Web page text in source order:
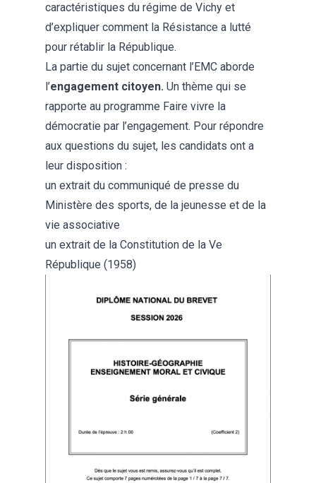
caractéristiques du régime de Vichy et
d’expliquer comment la Résistance a lutté
pour rétablir la République.
La partie du sujet concernant l’EMC aborde
l’engagement citoyen. Un thème qui se
rapporte au programme Faire vivre la
démocratie par l’engagement. Pour répondre
aux questions du sujet, les candidats ont a
leur disposition :
un extrait du communiqué de presse du
Ministère des sports, de la jeunesse et de la
vie associative
un extrait de la Constitution de la Ve
République (1958)